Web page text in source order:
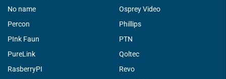
No name
Osprey Video
Percon
Phillips
PInk Faun
PTN
PureLink
Qoltec
RasberryPI
Revo